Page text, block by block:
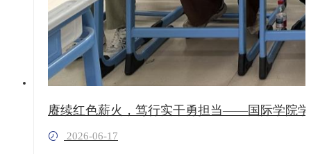
赓续红色薪火，笃行实干勇担当——国际学院
2026-06-17